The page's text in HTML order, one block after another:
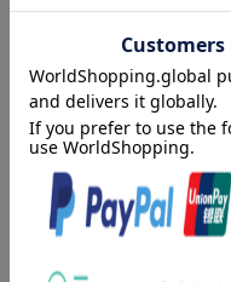
かし方（学業（勉強）の
か）／終章 二十一世紀と
本の世紀／「日本の洗濯
著者情報（「BOOK
百瀬昭次（モモセアキツグ）
１９３７年長野県松本市
部物理学科卒業。日本製